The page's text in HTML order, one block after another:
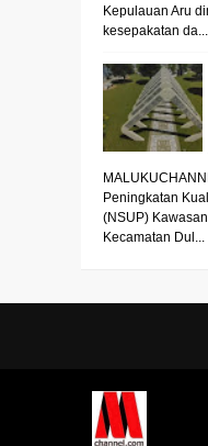
Kepulauan Aru
kesepakatan da...
Peningkatan
(NSUP)
Kecamatan Dul...